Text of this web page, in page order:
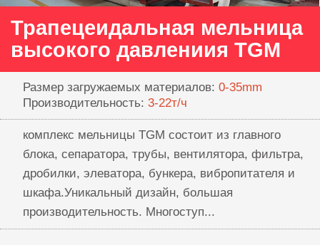
Трапецеидальная мельница
высокого давлениия TGM
Размер загружаемых материалов: 0-35mm
Производительность: 3-22т/ч
комплекс мельницы TGM состоит из главного
блока, сепаратора, трубы, вентилятора, фильтра,
дробилки, элеватора, бункера, вибропитателя и
шкафа.Уникальный дизайн, большая
производительность. Многоступ...